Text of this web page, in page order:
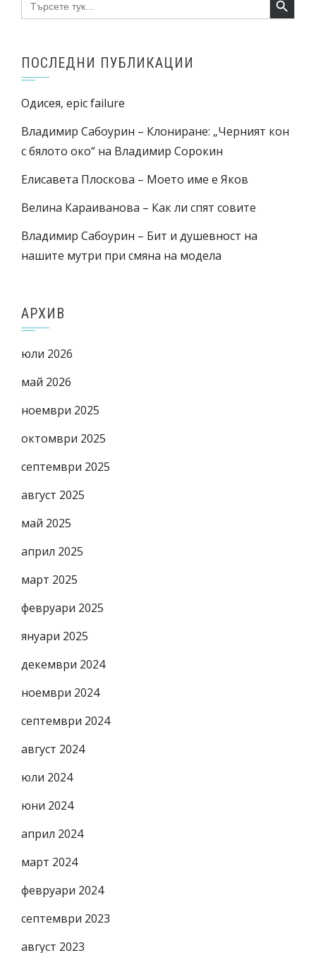
for:
ПОСЛЕДНИ ПУБЛИКАЦИИ
Одисея, epic failure
Владимир Сабоурин – Клониране: „Черният кон
с бялото око“ на Владимир Сорокин
Елисавета Плоскова – Моето име е Яков
Велина Караиванова – Как ли спят совите
Владимир Сабоурин – Бит и душевност на
нашите мутри при смяна на модела
АРХИВ
юли 2026
май 2026
ноември 2025
октомври 2025
септември 2025
август 2025
май 2025
април 2025
март 2025
февруари 2025
януари 2025
декември 2024
ноември 2024
септември 2024
август 2024
юли 2024
юни 2024
април 2024
март 2024
февруари 2024
септември 2023
август 2023